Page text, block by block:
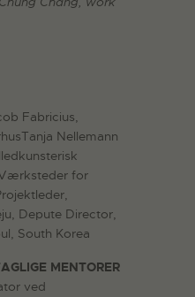
Fabricius,
Nellemann
for
Depute Director,
South Korea
MENTORER
ved